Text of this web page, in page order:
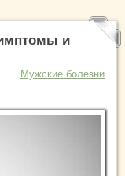
и
Мужские болезни